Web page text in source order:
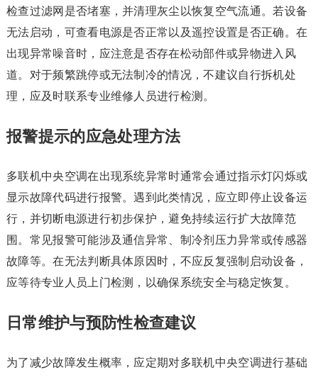
检查过滤网是否堵塞，并清理灰尘以恢复空气流通。若设备
无法启动，可查看电源是否正常以及遥控设置是否正确。在
出现异常噪音时，应注意是否存在松动部件或异物进入风
道。对于频繁跳停或无法制冷的情况，不建议自行拆机处
理，应及时联系专业维修人员进行检测。
报警提示的应急处理方法
多联机中央空调在出现系统异常时通常会通过指示灯闪烁或
显示故障代码进行报警。遇到此类情况，应立即停止设备运
行，并切断电源进行初步保护，避免持续运行扩大故障范
围。常见报警可能涉及通信异常、制冷剂压力异常或传感器
故障等。在无法判断具体原因时，不应反复强制启动设备，
应等待专业人员上门检测，以确保系统安全与稳定恢复。
日常维护与预防性检查建议
为了减少故障发生概率，应定期对多联机中央空调进行基础